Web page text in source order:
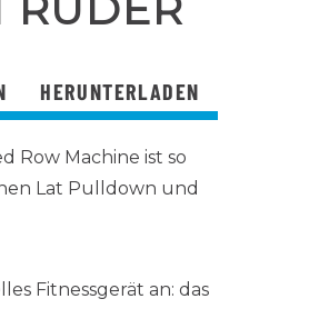
HERUNTERLADEN
Row Machine ist so
Lat Pulldown und
Fitnessgerät an: das